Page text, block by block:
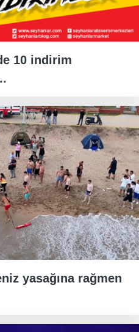
10 indirim
yasağına rağmen